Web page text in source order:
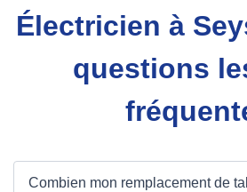
Électricien à
questions
Combien mon remplacement de